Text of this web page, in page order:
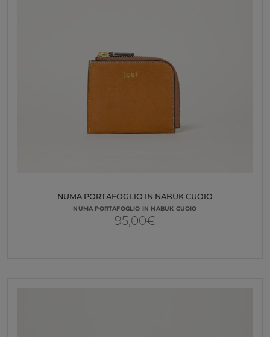
NUMA PORTAFOGLIO IN NABUK CUOIO
NUMA PORTAFOGLIO IN NABUK CUOIO
95,00€